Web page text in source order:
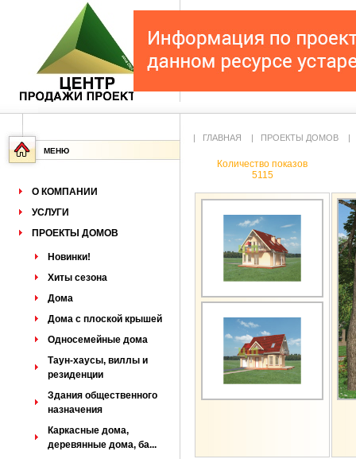
МЕНЮ
О КОМПАНИИ
УСЛУГИ
ПРОЕКТЫ ДОМОВ
Новинки!
Хиты сезона
Дома
Дома с плоской крышей
Односемейные дома
Таун-хаусы, виллы и
резиденции
Здания общественного
назначения
Каркасные дома,
деревянные дома, ба...
| ГЛАВНАЯ | ПРОЕКТЫ ДОМОВ
Количество показов
5115